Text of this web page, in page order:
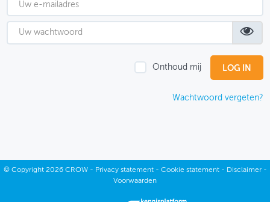
MIJN PROFIEL
GEBRUIKER
Onthoud mij
Wachtwoord vergeten?
© Copyright2026 CROW - Privacy statement- Cookie statement- Disclaimer-
Voorwaarden